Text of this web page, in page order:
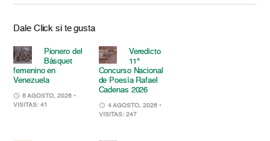
Dale Click si te gusta
Pionero del
Básquet
femenino en
Venezuela
6 AGOSTO, 2026 •
VISITAS: 41
Veredicto
11°
Concurso Nacional
de Poesía Rafael
Cadenas 2026
4 AGOSTO, 2026 •
VISITAS: 247